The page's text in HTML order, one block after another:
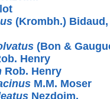
(Krombh.)
(Bon &
Henry
Rob. Henry
M.M. Moser
Nezdojm.